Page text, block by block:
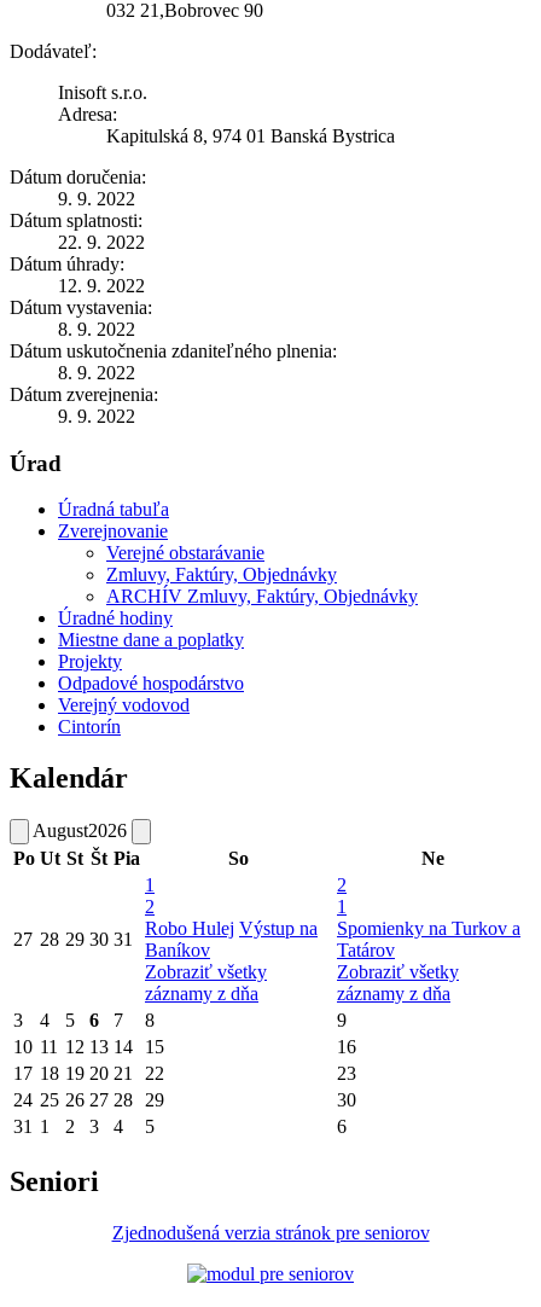
032 21,Bobrovec 90
Dodávateľ:
Inisoft s.r.o.
Adresa:
Kapitulská 8, 974 01 Banská Bystrica
Dátum doručenia:
9. 9. 2022
Dátum splatnosti:
22. 9. 2022
Dátum úhrady:
12. 9. 2022
Dátum vystavenia:
8. 9. 2022
Dátum uskutočnenia zdaniteľného plnenia:
8. 9. 2022
Dátum zverejnenia:
9. 9. 2022
Úrad
Úradná tabuľa
Zverejnovanie
Verejné obstarávanie
Zmluvy, Faktúry, Objednávky
ARCHÍV Zmluvy, Faktúry, Objednávky
Úradné hodiny
Miestne dane a poplatky
Projekty
Odpadové hospodárstvo
Verejný vodovod
Cintorín
Kalendár
August2026
Po Ut St Št Pia So Ne
27 28 29 30 31
1
2
Robo Hulej Výstup na
Baníkov
Zobraziť všetky
záznamy z dňa
2
1
Spomienky na Turkov a
Tatárov
Zobraziť všetky
záznamy z dňa
3
4 5 6 7 8
9
10 11 12 13 14 15
16
17 18 19 20 21 22
23
24 25 26 27 28 29
30
31 1 2 3 4 5 6
Seniori
Zjednodušená verzia stránok pre seniorov